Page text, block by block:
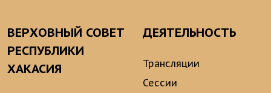
ВЕРХОВНЫЙ СОВЕТ
РЕСПУБЛИКИ
ХАКАСИЯ
ДЕЯТЕЛЬНОСТЬ
Трансляции
Сессии